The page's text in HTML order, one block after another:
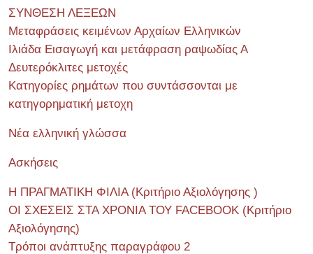
ΣΥΝΘΕΣΗ ΛΕΞΕΩΝ
Μεταφράσεις κειμένων Αρχαίων Ελληνικών
Ιλιάδα Εισαγωγή και μετάφραση ραψωδίας Α
Δευτερόκλιτες μετοχές
Κατηγορίες ρημάτων που συντάσσονται με
κατηγορηματική μετοχη
Νέα ελληνική γλώσσα
Ασκήσεις
Η ΠΡΑΓΜΑΤΙΚΗ ΦΙΛΙΑ (Κριτήριο Αξιολόγησης )
ΟΙ ΣΧΕΣΕΙΣ ΣΤΑ ΧΡΟΝΙΑ ΤΟΥ FACEBOOK (Kριτήριο
Αξιολόγησης)
Τρόποι ανάπτυξης παραγράφου 2